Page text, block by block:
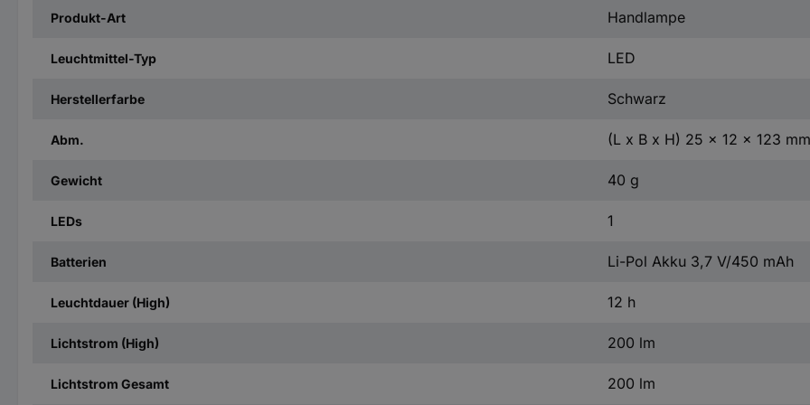
Produkt-Art Handlampe
Leuchtmittel-Typ LED
Herstellerfarbe Schwarz
Abm. (L x B x H) 25 x 12 x 123 mm
Gewicht 40 g
LEDs 1
Batterien Li-Pol Akku 3,7 V/450 mAh
Leuchtdauer (High) 12 h
Lichtstrom (High) 200 lm
Lichtstrom Gesamt 200 lm